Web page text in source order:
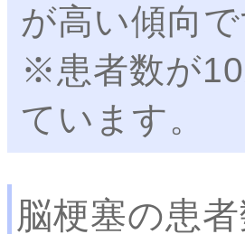
が高い傾向で
※患者数が
ています。
脳梗塞の患